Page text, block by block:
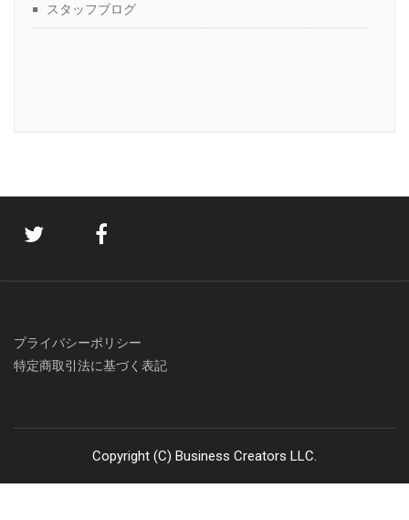
スタッフブログ
プライバシーポリシー
特定商取引法に基づく表記
Copyright (C) Business Creators LLC.